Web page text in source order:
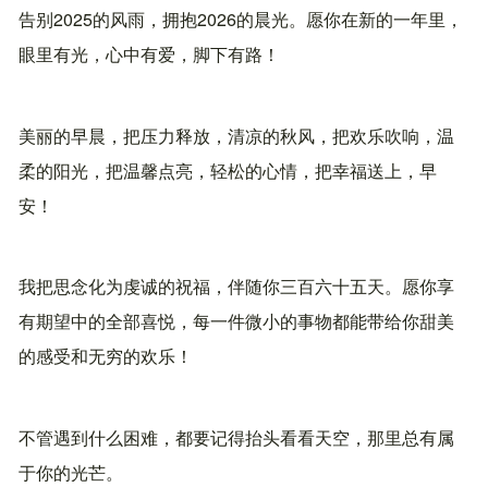
告别2025的风雨，拥抱2026的晨光。愿你在新的一年里，
眼里有光，心中有爱，脚下有路！
美丽的早晨，把压力释放，清凉的秋风，把欢乐吹响，温
柔的阳光，把温馨点亮，轻松的心情，把幸福送上，早
安！
我把思念化为虔诚的祝福，伴随你三百六十五天。愿你享
有期望中的全部喜悦，每一件微小的事物都能带给你甜美
的感受和无穷的欢乐！
不管遇到什么困难，都要记得抬头看看天空，那里总有属
于你的光芒。